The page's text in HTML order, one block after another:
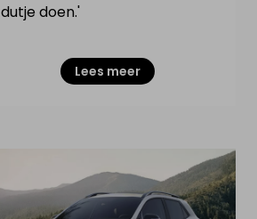
dutje doen.'
Lees meer